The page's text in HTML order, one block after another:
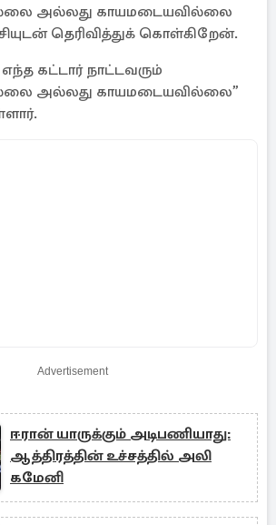
அல்லது காயமடையவில்லை
தெரிவித்துக் கொள்கிறேன்.
எந்த கட்டார் நாட்டவரும்
அல்லது காயமடையவில்லை”
Advertisement
ஈரான் யாருக்கும் அடிபணியாது:
ஆத்திரத்தின் உச்சத்தில் அலி
கமேனி